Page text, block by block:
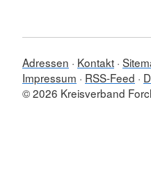
Adressen Kontakt
Impressum
RSS-Feed
© 2026 Kreisverband